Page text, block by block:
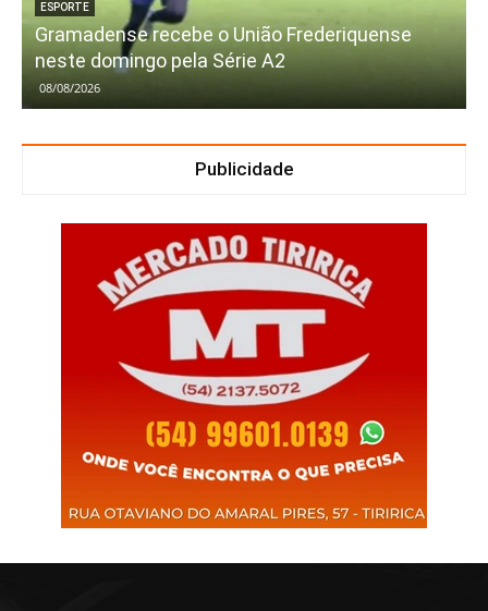
ESPORTE
Gramadense recebe o União Frederiquense
neste domingo pela Série A2
08/08/2026
Publicidade